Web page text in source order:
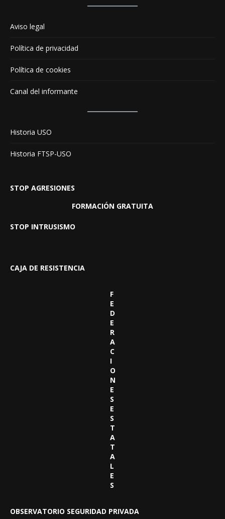
Aviso legal
Política de privacidad
Política de cookies
Canal del informante
Historia USO
Historia FTSP-USO
STOP AGRESIONES
FORMACIÓN GRATUITA
STOP INTRUSISMO
CAJA DE RESISTENCIA
F
E
D
E
R
A
C
I
O
N
E
S
E
S
T
A
T
A
L
E
S
OBSERVATORIO SEGURIDAD PRIVADA